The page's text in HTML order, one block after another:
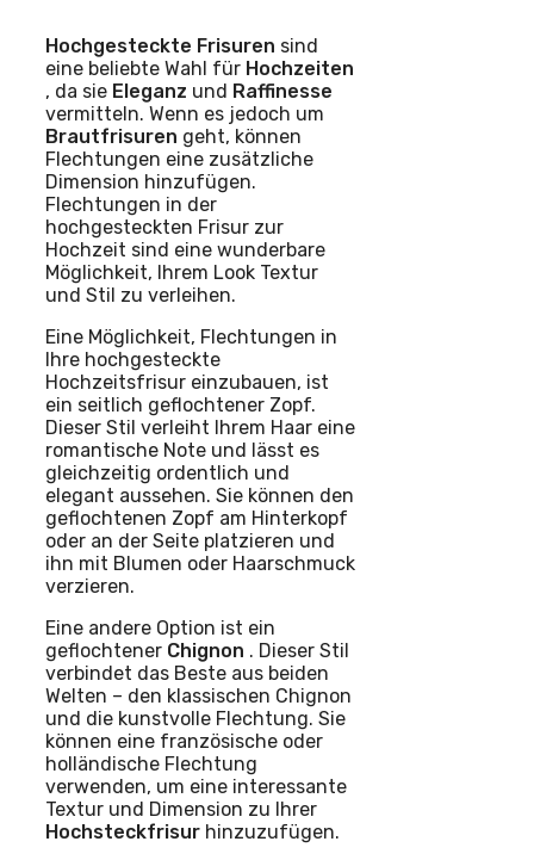
Hochgesteckte Frisuren sind
eine beliebte Wahl für Hochzeiten
, da sie Eleganz und Raffinesse
vermitteln. Wenn es jedoch um
Brautfrisuren geht, können
Flechtungen eine zusätzliche
Dimension hinzufügen.
Flechtungen in der
hochgesteckten Frisur zur
Hochzeit sind eine wunderbare
Möglichkeit, Ihrem Look Textur
und Stil zu verleihen.
Eine Möglichkeit, Flechtungen in
Ihre hochgesteckte
Hochzeitsfrisur einzubauen, ist
ein seitlich geflochtener Zopf.
Dieser Stil verleiht Ihrem Haar eine
romantische Note und lässt es
gleichzeitig ordentlich und
elegant aussehen. Sie können den
geflochtenen Zopf am Hinterkopf
oder an der Seite platzieren und
ihn mit Blumen oder Haarschmuck
verzieren.
Eine andere Option ist ein
geflochtener Chignon . Dieser Stil
verbindet das Beste aus beiden
Welten – den klassischen Chignon
und die kunstvolle Flechtung. Sie
können eine französische oder
holländische Flechtung
verwenden, um eine interessante
Textur und Dimension zu Ihrer
Hochsteckfrisur hinzuzufügen.